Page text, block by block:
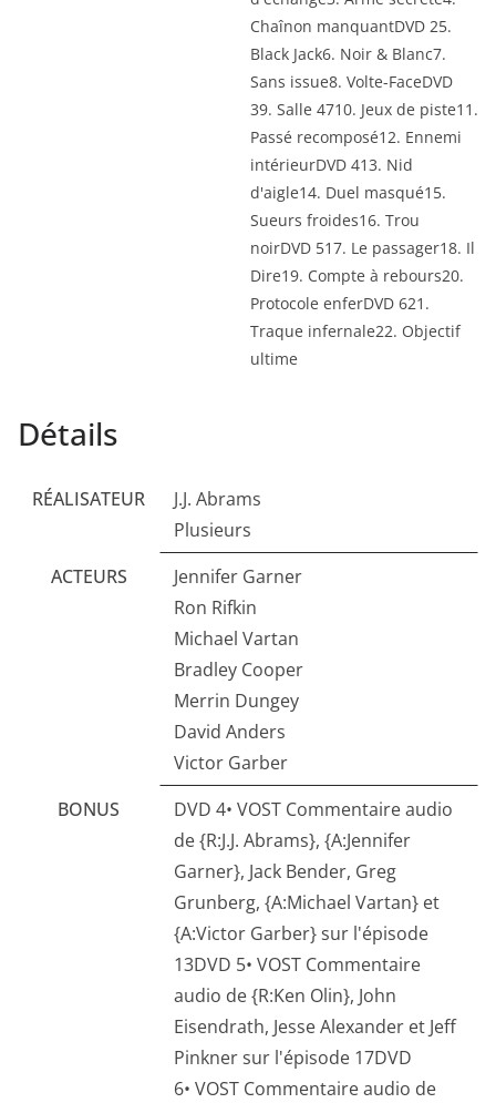
Chaînon manquantDVD 25.
Black Jack6. Noir & Blanc7.
Sans issue8. Volte-FaceDVD
39. Salle 4710. Jeux de piste11.
Passé recomposé12. Ennemi
intérieurDVD 413. Nid
d'aigle14. Duel masqué15.
Sueurs froides16. Trou
noirDVD 517. Le passager18. Il
Dire19. Compte à rebours20.
Protocole enferDVD 621.
Traque infernale22. Objectif
ultime
Détails
RÉALISATEUR
J.J. Abrams
Plusieurs
ACTEURS
Jennifer Garner
Ron Rifkin
Michael Vartan
Bradley Cooper
Merrin Dungey
David Anders
Victor Garber
BONUS
DVD 4• VOST Commentaire audio
de {R:J.J. Abrams}, {A:Jennifer
Garner}, Jack Bender, Greg
Grunberg, {A:Michael Vartan} et
{A:Victor Garber} sur l'épisode
13DVD 5• VOST Commentaire
audio de {R:Ken Olin}, John
Eisendrath, Jesse Alexander et Jeff
Pinkner sur l'épisode 17DVD
6• VOST Commentaire audio de